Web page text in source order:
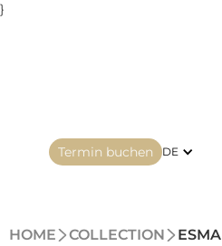
}
Termin buchen DE
HOME COLLECTION ESMA